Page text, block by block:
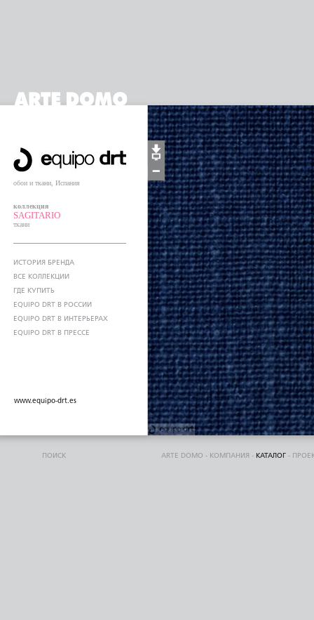
обои и ткани, Испания
коллекция
SAGITARIO
ткани
ИСТОРИЯ БРЕНДА
ВСЕ КОЛЛЕКЦИИ
ГДЕ КУПИТЬ
EQUIPO DRT В РОССИИ
EQUIPO DRT В ИНТЕРЬЕРАХ
EQUIPO DRT В ПРЕССЕ
www.equipo-drt.es
ПОИСК ARTE DOMO - КОМПАНИЯ - КАТАЛОГ -